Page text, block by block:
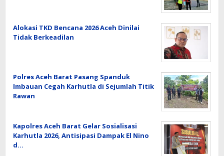
Alokasi TKD Bencana 2026 Aceh Dinilai
Tidak Berkeadilan
Polres Aceh Barat Pasang Spanduk
Imbauan Cegah Karhutla di Sejumlah Titik
Rawan
Kapolres Aceh Barat Gelar Sosialisasi
Karhutla 2026, Antisipasi Dampak El Nino
d…